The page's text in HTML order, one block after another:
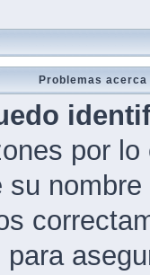
Problemas
por
su